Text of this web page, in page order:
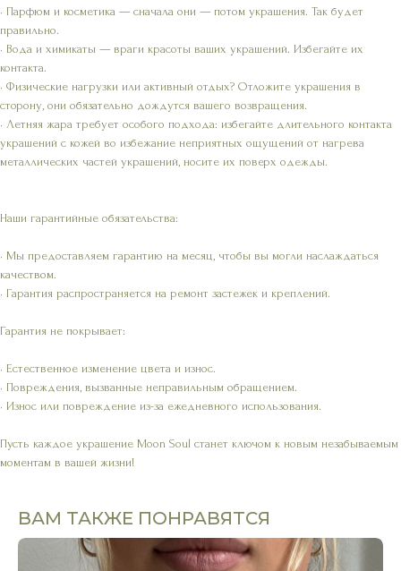
• Парфюм и косметика — сначала они — потом украшения. Так будет
правильно.
• Вода и химикаты — враги красоты ваших украшений. Избегайте их
контакта.
• Физические нагрузки или активный отдых? Отложите украшения в
сторону, они обязательно дождутся вашего возвращения.
• Летняя жара требует особого подхода: избегайте длительного контакта
украшений с кожей во избежание неприятных ощущений от нагрева
металлических частей украшений, носите их поверх одежды.
Наши гарантийные обязательства:
• Мы предоставляем гарантию на месяц, чтобы вы могли наслаждаться
качеством.
• Гарантия распространяется на ремонт застежек и креплений.
Гарантия не покрывает:
• Естественное изменение цвета и износ.
• Повреждения, вызванные неправильным обращением.
• Износ или повреждение из-за ежедневного использования.
Пусть каждое украшение Moon Soul станет ключом к новым незабываемым
моментам в вашей жизни!
ВАМ ТАКЖЕ ПОНРАВЯТСЯ